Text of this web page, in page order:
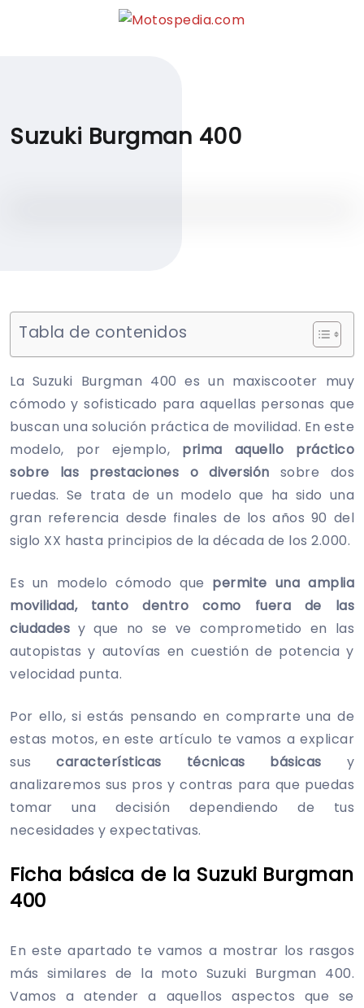
Suzuki Burgman 400
Tabla de contenidos
La Suzuki Burgman 400 es un maxiscooter muy
cómodo y sofisticado para aquellas personas que
buscan una solución práctica de movilidad. En este
modelo, por ejemplo, prima aquello práctico
sobre las prestaciones o diversión sobre dos
ruedas. Se trata de un modelo que ha sido una
gran referencia desde finales de los años 90 del
siglo XX hasta principios de la década de los 2.000.
Es un modelo cómodo que permite una amplia
movilidad, tanto dentro como fuera de las
ciudades y que no se ve comprometido en las
autopistas y autovías en cuestión de potencia y
velocidad punta.
Por ello, si estás pensando en comprarte una de
estas motos, en este artículo te vamos a explicar
suscaracterísticas técnicas básicas y
analizaremos sus pros y contras para que puedas
tomar una decisión dependiendo de tus
necesidades y expectativas.
Ficha básica de la Suzuki Burgman
400
En este apartado te vamos a mostrar los rasgos
más similares de la moto Suzuki Burgman 400.
Vamos a atender a aquellos aspectos que se